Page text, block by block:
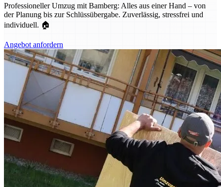
Professioneller Umzug mit Bamberg: Alles aus einer Hand – von
der Planung bis zur Schlüssübergabe. Zuverlässig, stressfrei und
individuell. 🏠
Angebot anfordern